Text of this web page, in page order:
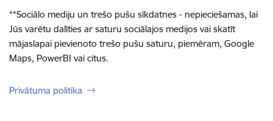
**Sociālo mediju un trešo pušu sīkdatnes - nepieciešamas, lai
Jūs varētu dalīties ar saturu sociālajos medijos vai skatīt
mājaslapai pievienoto trešo pušu saturu, piemēram, Google
Maps, PowerBI vai citus.
Privātuma politika